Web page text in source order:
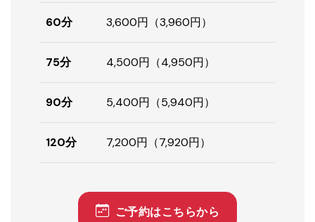
60分 3,600円（3,960円）
75分 4,500円（4,950円）
90分 5,400円（5,940円）
120分 7,200円（7,920円）
ご予約はこちらから